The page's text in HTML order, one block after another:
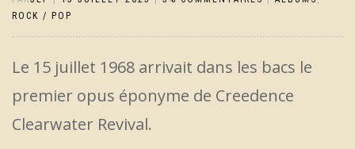
ROCK / POP
Le 15 juillet 1968 arrivait dans les bacs le
premier opus éponyme de Creedence
Clearwater Revival.